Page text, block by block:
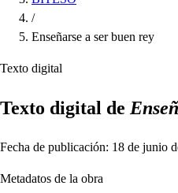
/
Enseñarse a ser buen rey
Texto digital
Texto digital de
Fecha de publicación: 18 de junio
Metadatos de la obra